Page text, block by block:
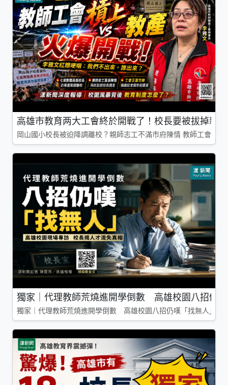
高雄市教育两大工會終於開戰了！校長要被拔掉親
岡山國小校長被迫降調離校？親師志工不滿市府陳情 教師工會槓
獨家｜代理教師荒燒進開學倒數 高雄校園八招仍
獨家｜代理教師荒燒進開學倒數 高雄校園八招仍嘆「找無人」